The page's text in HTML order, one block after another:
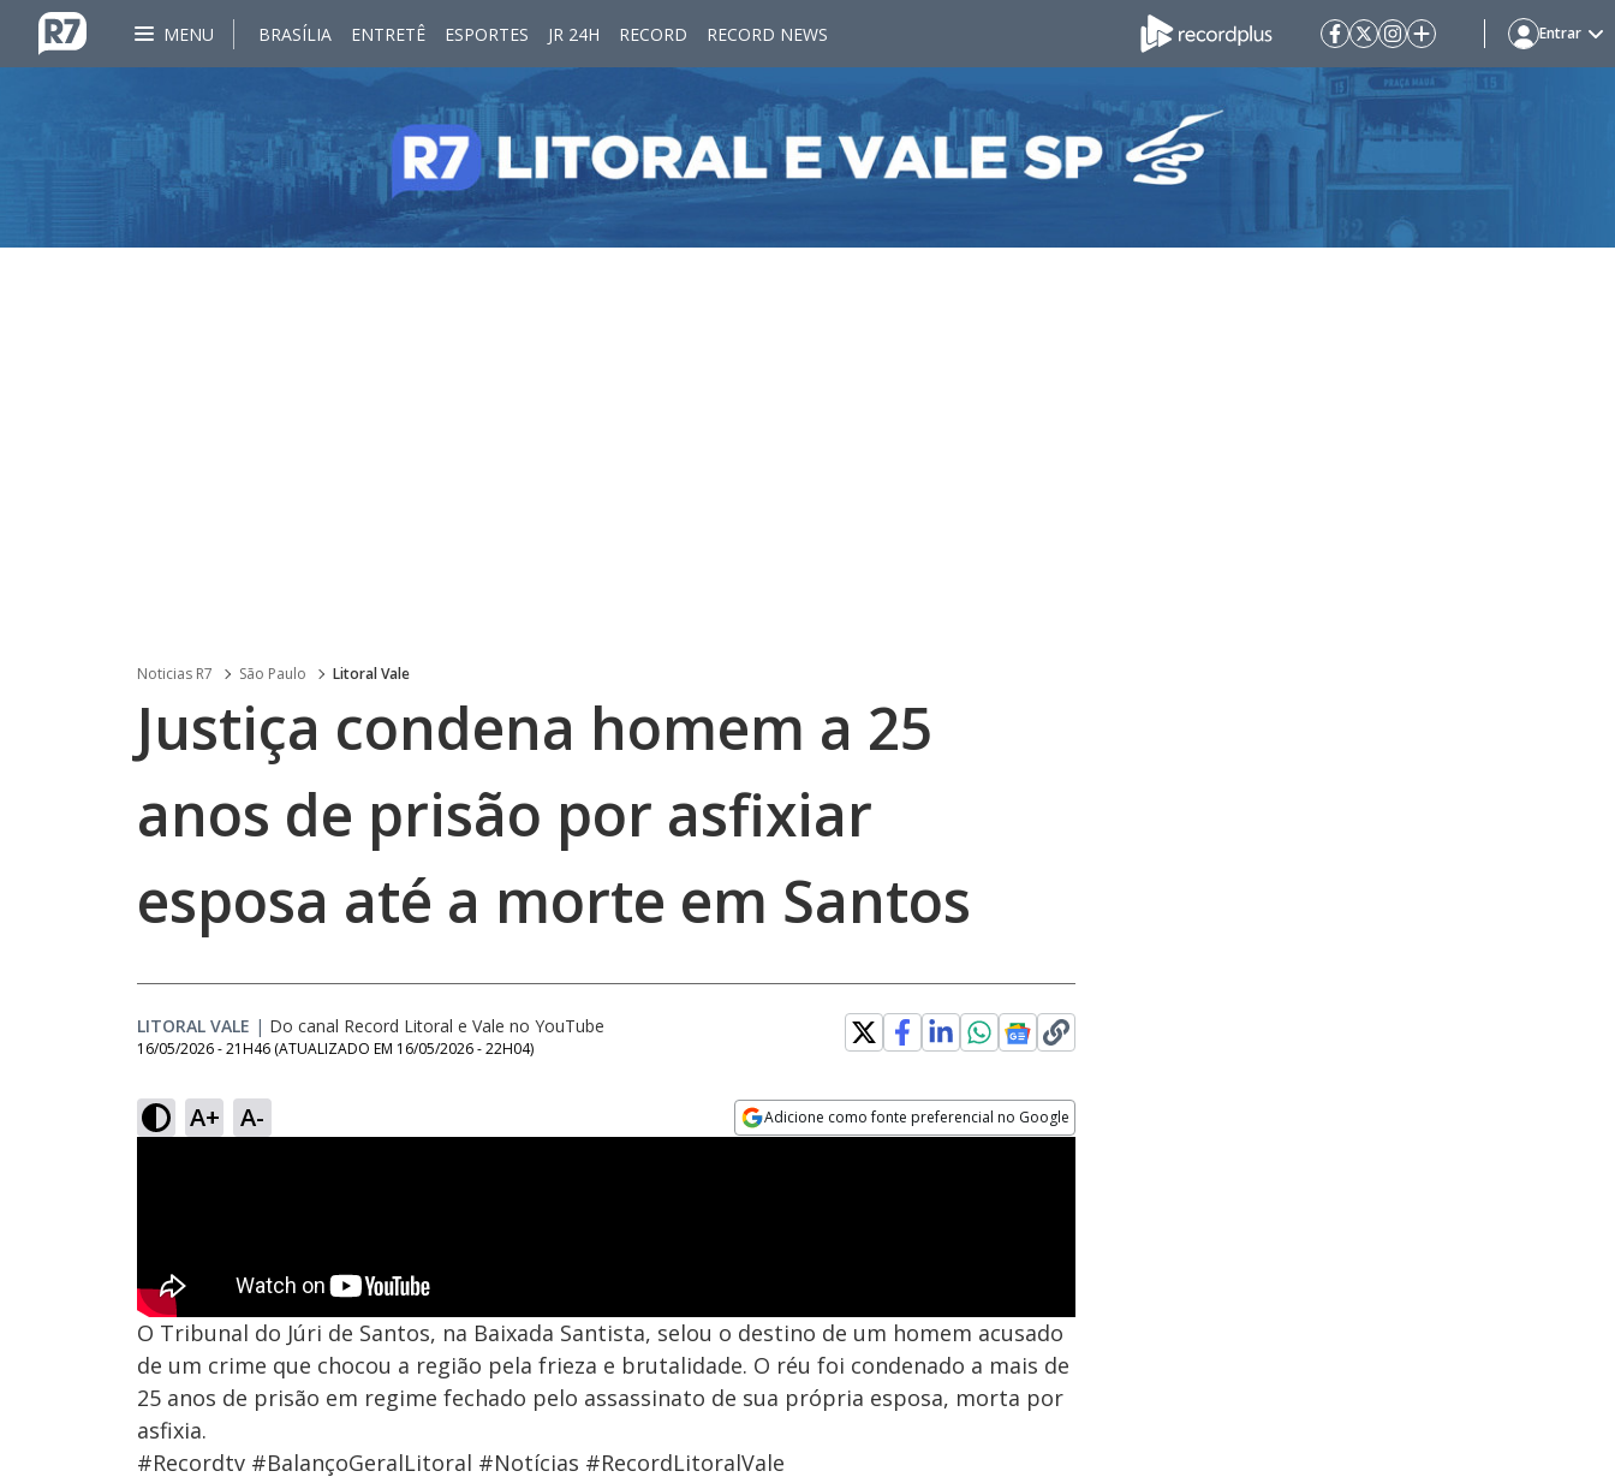
MENU BRASÍLIA ENTRETÊ ESPORTES JR 24H RECORD RECORD NEWS Entrar
Noticias R7 São Paulo Litoral Vale
Justiça condena homem a 25
anos de prisão por asfixiar
esposa até a morte em Santos
LITORAL VALE | Do canal Record Litoral e Vale no YouTube
16/05/2026 - 21H46 (ATUALIZADO EM 16/05/2026 - 22H04)
A+ A- Adicione como fonte preferencial no Google
O Tribunal do Júri de Santos, na Baixada Santista, selou o destino de um homem acusado
de um crime que chocou a região pela frieza e brutalidade. O réu foi condenado a mais de
25 anos de prisão em regime fechado pelo assassinato de sua própria esposa, morta por
asfixia.
#Recordtv #BalançoGeralLitoral #Notícias #RecordLitoralVale